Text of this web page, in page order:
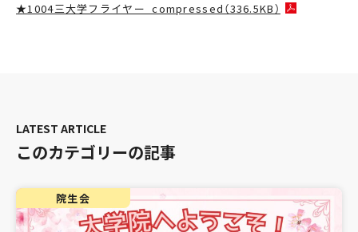
★1004三大学フライヤー_compressed（336.5KB）
このカテゴリーの記事
院生会